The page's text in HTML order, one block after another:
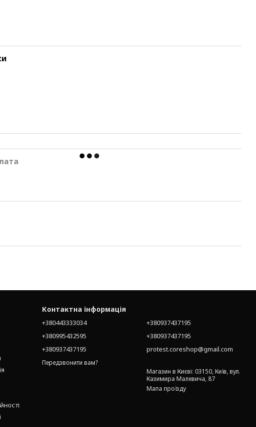
Контактна інформація
+380443333034
+380995432595
+380937437195
Передзвонити вам?
+380937437195
+380937437195
protest.coreshop@gmail.com
Магазин в Києві: 03150, Київ, вул.
Казимира Малевича, 87
Мапа проїзду